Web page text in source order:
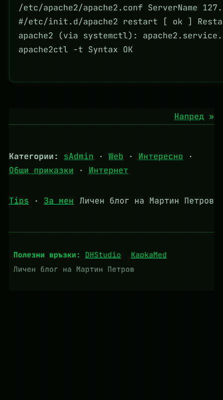
/etc/apache2/apache2.conf ServerName
#/etc/init.d/apache2 restart [ ok ]
apache2 (via systemctl):
apache2ctl -t Syntax OK
Напред »
Категории: sAdmin · Web · Интересно ·
Общи приказки · Интернет
Tips · За мен Личен блог на Мартин Петров
Полезни връзки: DHStudio
KapkaMed
Личен блог на Мартин Петров